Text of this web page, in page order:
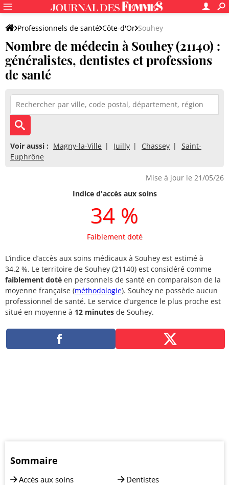
Professionnels de santé Côte-d'Or Souhey
Nombre de médecin à Souhey (21140) :
généralistes, dentistes et professions
de santé
Voir aussi : Magny-la-Ville Juilly Chassey
Saint-
Euphrône
Mise à jour le 21/05/26
Indice d'accès aux soins
34 %
Faiblement doté
L’indice d’accès aux soins médicaux à Souhey est estimé à
34.2 %. Le territoire de Souhey (21140) est considéré comme
faiblement doté en personnels de santé en comparaison de la
moyenne française (méthodologie). Souhey ne possède aucun
professionnel de santé. Le service d’urgence le plus proche est
situé en moyenne à 12 minutes de Souhey.
Sommaire
Accès aux soins
Dentistes